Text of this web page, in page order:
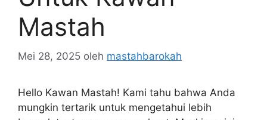
Mastah
Mei 28, 2025 oleh mastahbarokah
Hello Kawan Mastah! Kami tahu bahwa Anda
mungkin tertarik untuk mengetahui lebih